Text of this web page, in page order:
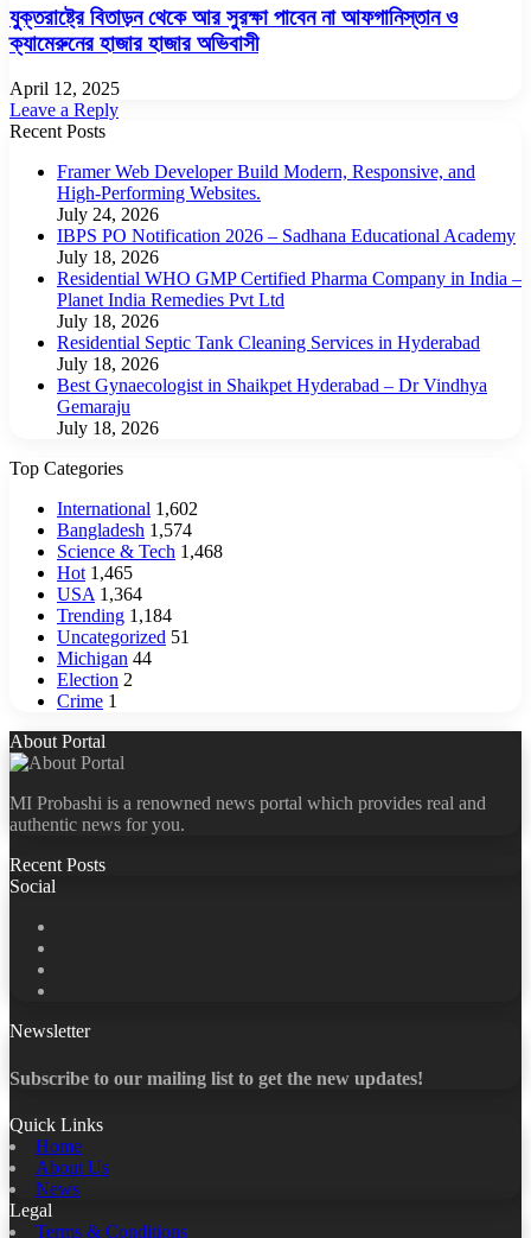
যুক্তরাষ্ট্রে বিতাড়ন থেকে আর সুরক্ষা পাবেন না আফগানিস্তান ও
ক্যামেরুনের হাজার হাজার অভিবাসী
April 12, 2025
Leave a Reply
Recent Posts
Framer Web Developer Build Modern, Responsive, and
High-Performing Websites.
July 24, 2026
IBPS PO Notification 2026 – Sadhana Educational Academy
July 18, 2026
Residential WHO GMP Certified Pharma Company in India –
Planet India Remedies Pvt Ltd
July 18, 2026
Residential Septic Tank Cleaning Services in Hyderabad
July 18, 2026
Best Gynaecologist in Shaikpet Hyderabad – Dr Vindhya
Gemaraju
July 18, 2026
Top Categories
International 1,602
Bangladesh 1,574
Science & Tech 1,468
Hot 1,465
USA 1,364
Trending 1,184
Uncategorized 51
Michigan 44
Election 2
Crime 1
About Portal
MI Probashi is a renowned news portal which provides real and
authentic news for you.
Recent Posts
Social
Newsletter
Subscribe to our mailing list to get the new updates!
Quick Links
Home
About Us
News
Legal
Terms & Conditions